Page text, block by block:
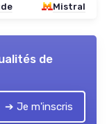
Mistral
de
➔ Je m'inscris